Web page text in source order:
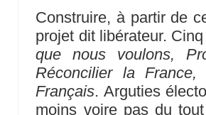
Construire, à partir de
projet dit libérateur.
que nous voulons,
Réconcilier la
Français. Arguties
moins voire pas du